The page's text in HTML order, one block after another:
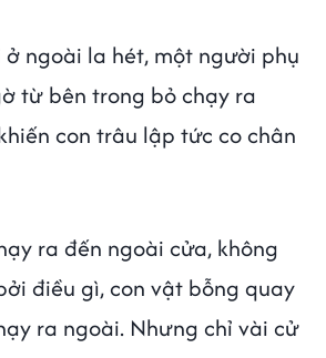
ngoài la hét, một người phụ
từ bên trong bỏ chạy ra
con trâu lập tức co chân
ra đến ngoài cửa, không
điều gì, con vật bỗng quay
ra ngoài. Nhưng chỉ vài cử